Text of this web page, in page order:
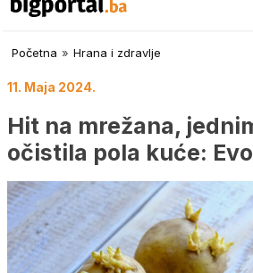
Početna » Hrana i zdravlje
11. Maja 2024.
Hit na mrežana,
očistila pola kuće: